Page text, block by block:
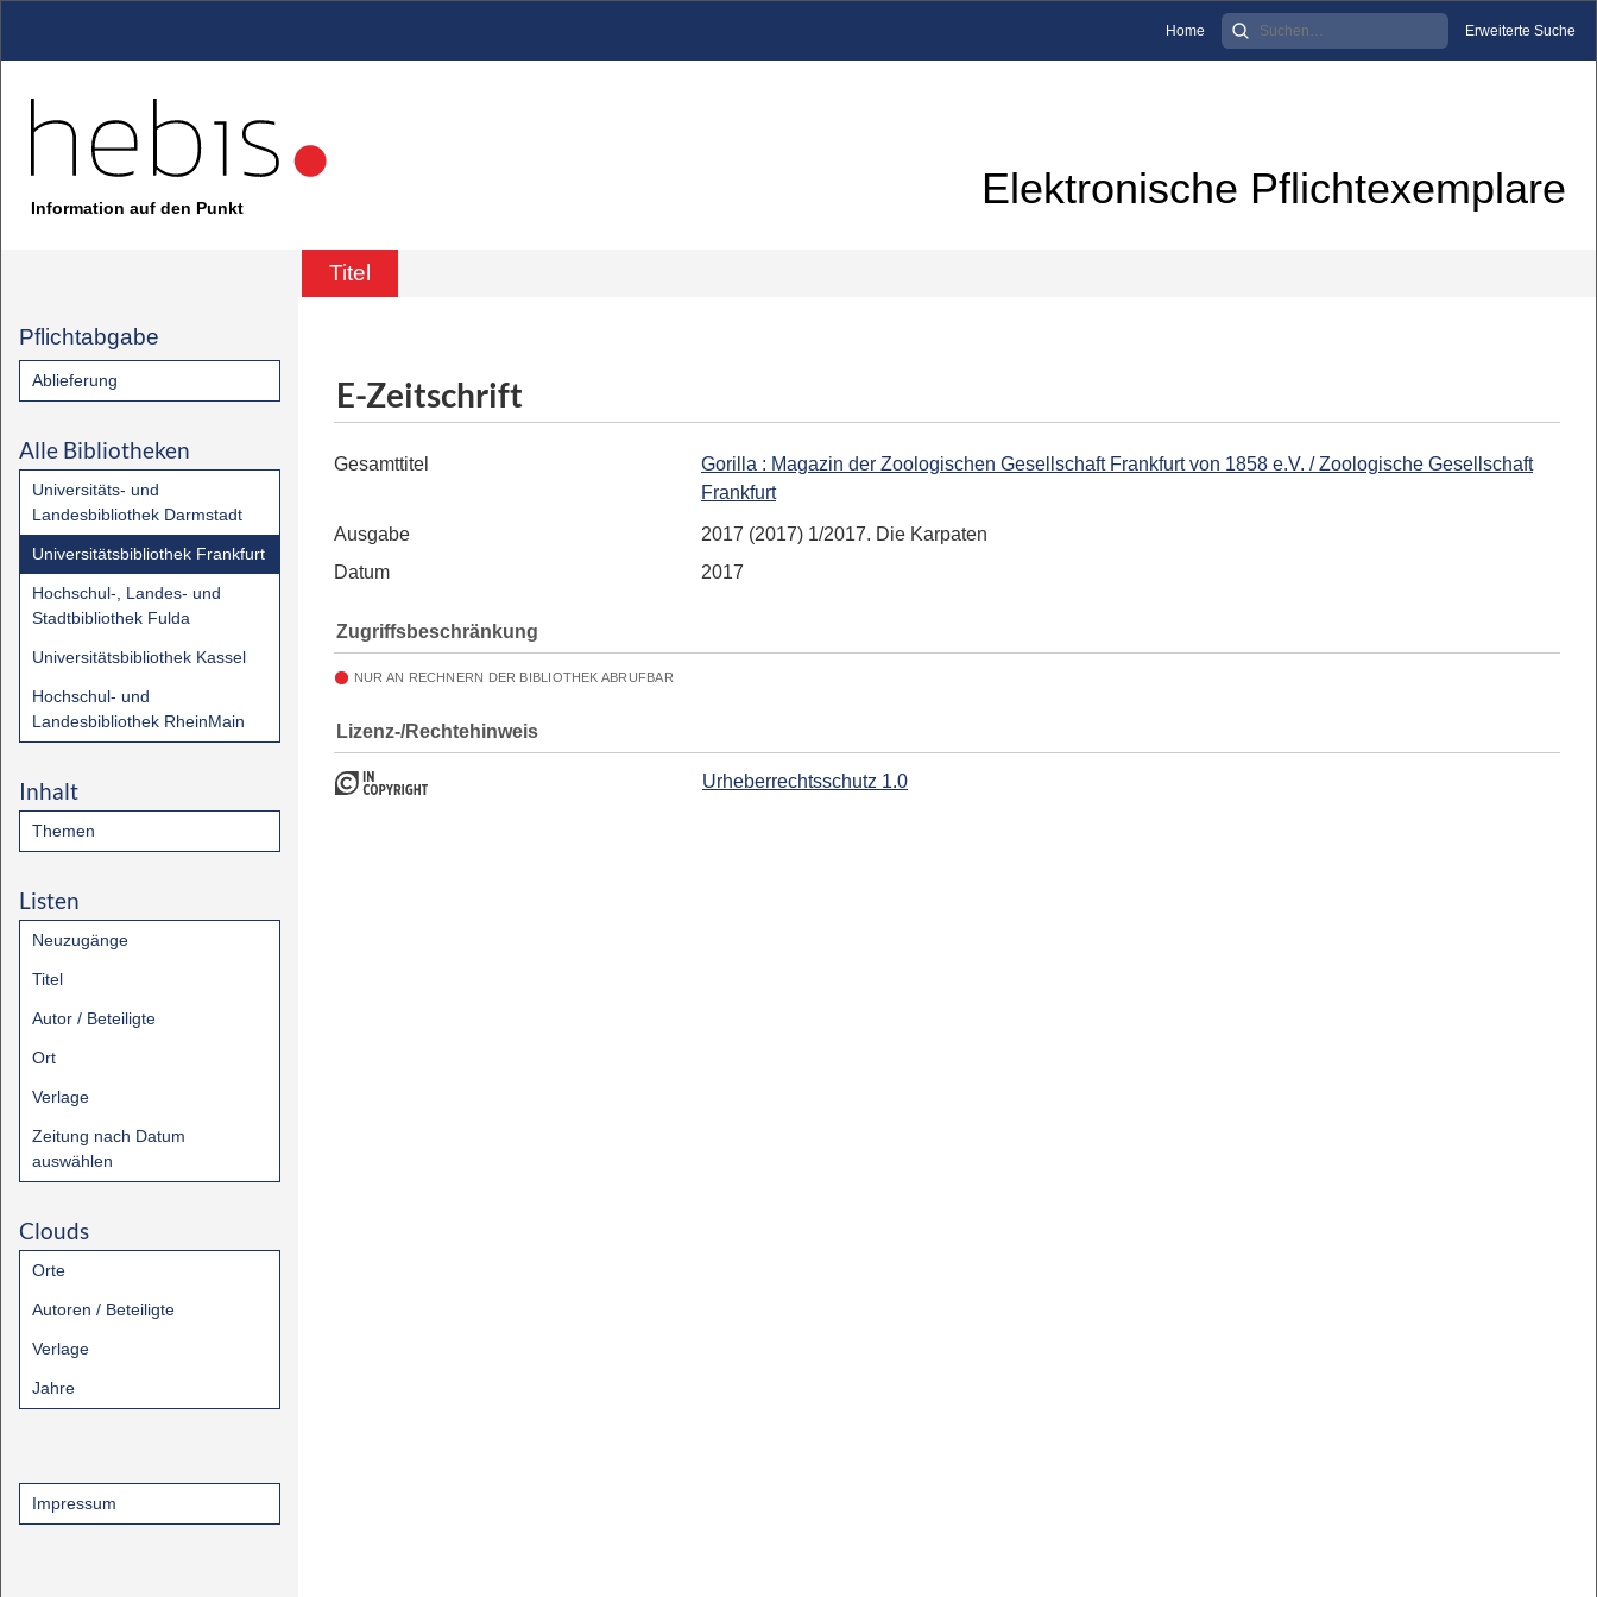
Home Erweiterte Suche
Information auf den Punkt Elektronische Pflichtexemplare
Titel
Pflichtabgabe
Ablieferung
Alle Bibliotheken
Universitäts- und
Landesbibliothek Darmstadt
Universitätsbibliothek Frankfurt
Hochschul-, Landes- und
Stadtbibliothek Fulda
Universitätsbibliothek Kassel
Hochschul- und
Landesbibliothek RheinMain
Inhalt
Themen
Listen
Neuzugänge
Titel
Autor / Beteiligte
Ort
Verlage
Zeitung nach Datum
auswählen
Clouds
Orte
Autoren / Beteiligte
Verlage
Jahre
Impressum
E-Zeitschrift
Gesamttitel
Gorilla : Magazin der Zoologischen Gesellschaft Frankfurt von 1858 e.V. / Zoologische Gesellschaft
Frankfurt
Ausgabe
2017 (2017) 1/2017. Die Karpaten
Datum
2017
Zugriffsbeschränkung
NUR AN RECHNERN DER BIBLIOTHEK ABRUFBAR
Lizenz-/Rechtehinweis
Urheberrechtsschutz 1.0